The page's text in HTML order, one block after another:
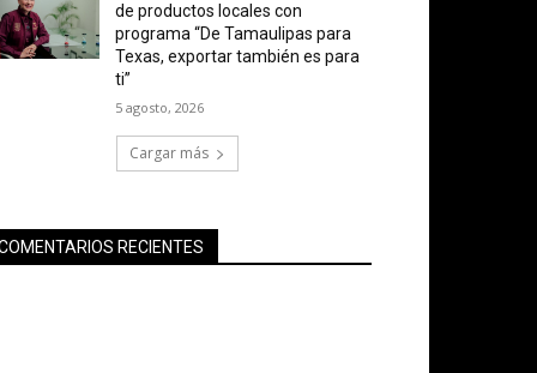
de productos locales con
programa “De Tamaulipas para
Texas, exportar también es para
ti”
5 agosto, 2026
Cargar más
RECIENTES